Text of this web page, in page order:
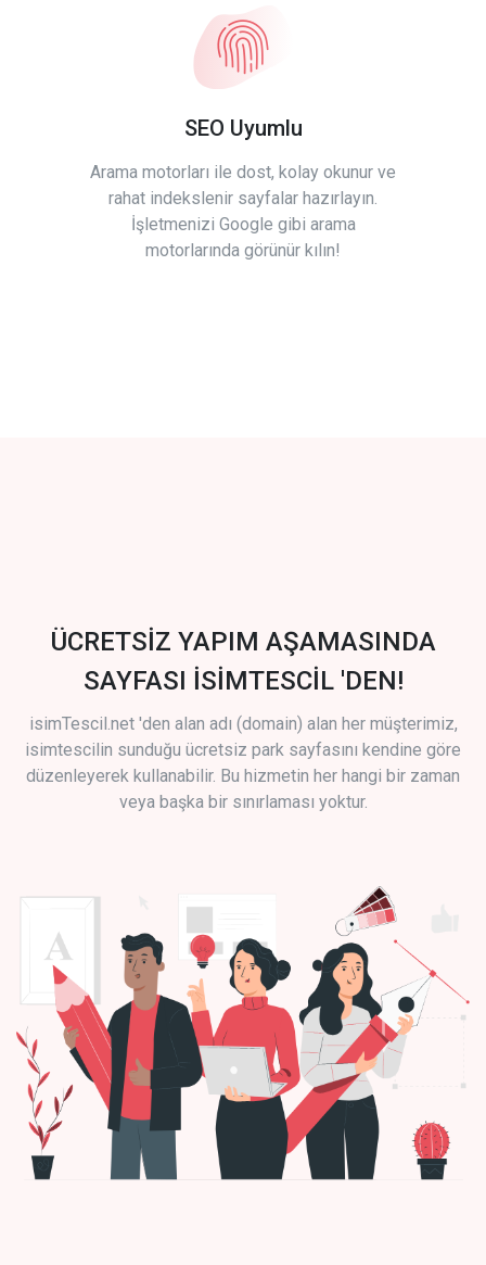
SEO Uyumlu
Arama motorları ile dost, kolay okunur ve
rahat indekslenir sayfalar hazırlayın.
İşletmenizi Google gibi arama
motorlarında görünür kılın!
ÜCRETSİZ YAPIM AŞAMASINDA
SAYFASI İSİMTESCİL 'DEN!
isimTescil.net 'den alan adı (domain) alan her müşterimiz,
isimtescilin sunduğu ücretsiz park sayfasını kendine göre
düzenleyerek kullanabilir. Bu hizmetin her hangi bir zaman
veya başka bir sınırlaması yoktur.